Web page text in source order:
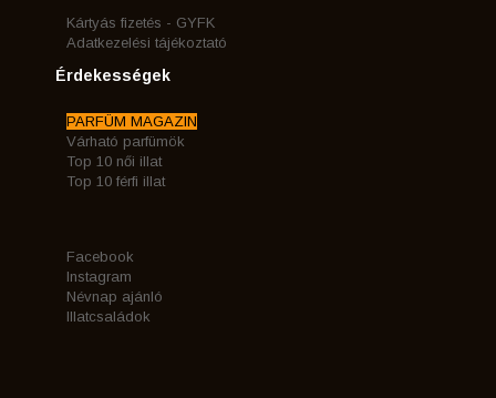
Kártyás fizetés - GYFK
Adatkezelési tájékoztató
Érdekességek
PARFÜM MAGAZIN
Várható parfümök
Top 10 női illat
Top 10 férfi illat
Facebook
Instagram
Névnap ajánló
Illatcsaládok